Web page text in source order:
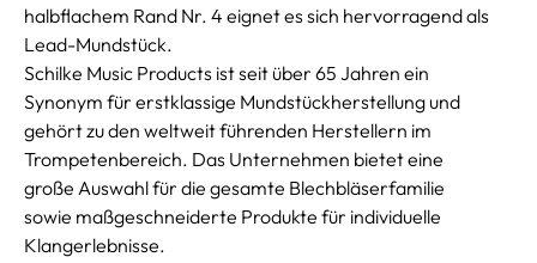
halbflachem Rand Nr. 4 eignet es sich hervorragend als
Lead-Mundstück.
Schilke Music Products ist seit über 65 Jahren ein
Synonym für erstklassige Mundstückherstellung und
gehört zu den weltweit führenden Herstellern im
Trompetenbereich. Das Unternehmen bietet eine
große Auswahl für die gesamte Blechbläserfamilie
sowie maßgeschneiderte Produkte für individuelle
Klangerlebnisse.